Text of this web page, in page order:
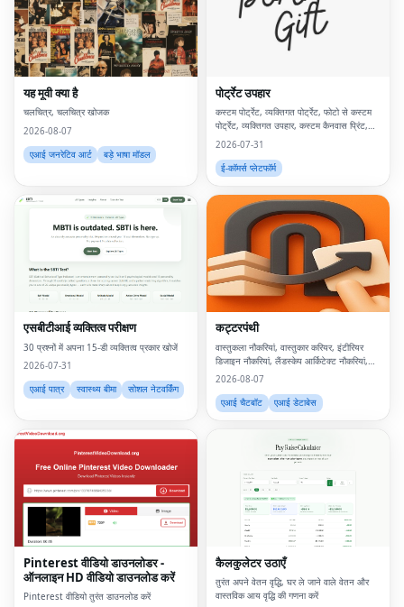
यह मूवी क्या है
चलचित्र, चलचित्र खोजक
2026-08-07
एआई जनरेटिव आर्ट
बड़े भाषा मॉडल
पोर्ट्रेट उपहार
कस्टम पोर्ट्रेट, व्यक्तिगत पोर्ट्रेट, फोटो से कस्टम
पोर्ट्रेट, व्यक्तिगत उपहार, कस्टम कैनवास प्रिंट,
फोटो से पोर्ट्रेट, कस्टम दीवार कला, व्यक्तिगत दीवार
2026-07-31
ई-कॉमर्स प्लेटफॉर्म
एसबीटीआई व्यक्तित्व परीक्षण
30 प्रश्नों में अपना 15-डी व्यक्तित्व प्रकार खोजें
2026-07-31
एआई पात्र
स्वास्थ्य बीमा सोशल नेटवर्किंग
कट्टरपंथी
वास्तुकला नौकरियां, वास्तुकार करियर, इंटीरियर
डिजाइन नौकरियां, लैंडस्केप आर्किटेक्ट नौकरियां,
बीआईएम नौकरियां, शहरी डिजाइन करियर, स्थिरता
वास्तुकल
2026-08-07
एआई चैटबॉट
एआई डेटाबेस
Pinterest वीडियो डाउनलोडर -
ऑनलाइन HD वीडियो डाउनलोड करें
Pinterest वीडियो तुरंत डाउनलोड करें
कैलकुलेटर उठाएँ
तुरंत अपने वेतन वृद्धि, घर ले जाने वाले वेतन और
वास्तविक आय वृद्धि की गणना करें